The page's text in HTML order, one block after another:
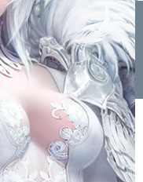
我的足迹：